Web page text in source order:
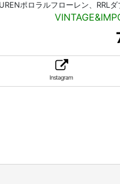
ポロラルフローレン、RRL
Instagram